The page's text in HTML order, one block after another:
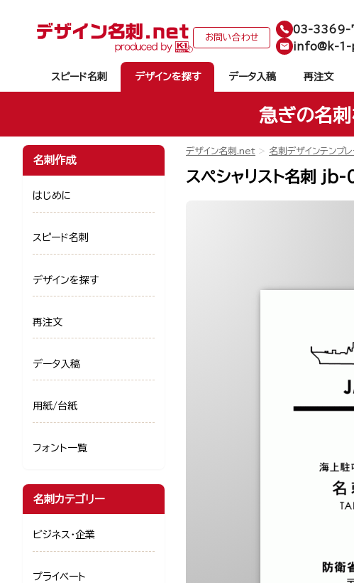
お問い合わせ
03-3369-
info@k-
スピード名刺 デザインを探す データ入稿 再注文
急ぎの名
デザイン名刺.net 名刺デザインテンプレ
スペシャリスト名刺
名刺作成
はじめに
スピード名刺
デザインを探す
再注文
データ入稿
用紙/台紙
フォント一覧
名刺カテゴリー
ビジネス・企業
プライベート